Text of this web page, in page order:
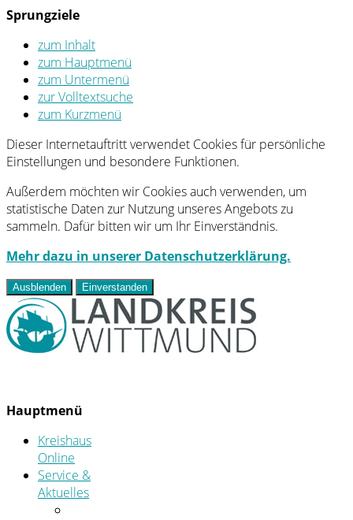
Sprungziele
zum Inhalt
zum Hauptmenü
zum Untermenü
zur Volltextsuche
zum Kurzmenü
Dieser Internetauftritt verwendet Cookies für persönliche
Einstellungen und besondere Funktionen.
Außerdem möchten wir Cookies auch verwenden, um
statistische Daten zur Nutzung unseres Angebots zu
sammeln. Dafür bitten wir um Ihr Einverständnis.
Mehr dazu in unserer Datenschutzerklärung.
Ausblenden Einverstanden
Hauptmenü
Kreishaus
Online
Service &
Aktuelles